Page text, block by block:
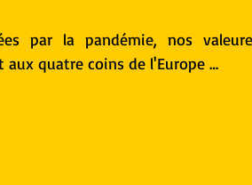
par la pandémie, nos
aux quatre coins de l'Europe …